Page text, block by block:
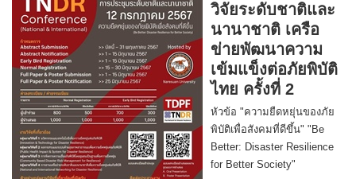
วิจัยระดับชาติและ
นานาชาติ เครือ
ข่ายพัฒนาความ
เข้มแข็งต่อภัยพิบัติ
ไทย ครั้งที่ 2
หัวข้อ "ความยืดหยุ่นของภัย
พิบัติเพื่อสังคมที่ดีขึ้น" "Be
Better: Disaster Resilience
for Better Society"